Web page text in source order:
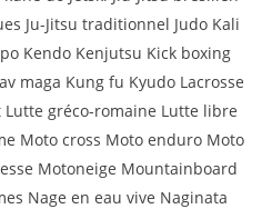
Ju-Jitsu traditionnel Judo Kali
Kendo Kenjutsu Kick boxing
maga Kung fu Kyudo Lacrosse
gréco-romaine Lutte libre
Moto cross Moto enduro Moto
Motoneige Mountainboard
Nage en eau vive Naginata